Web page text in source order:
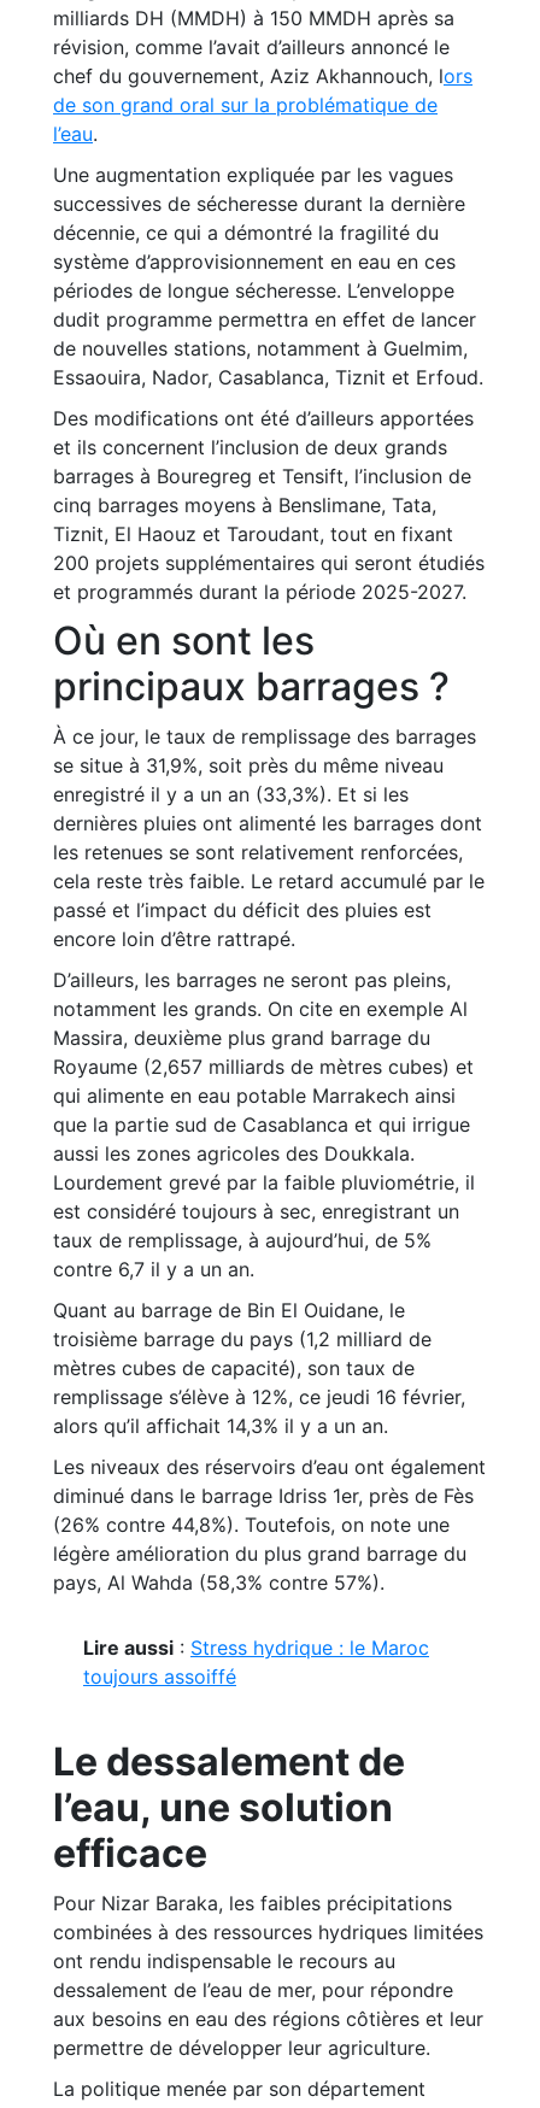
milliards DH (MMDH) à 150 MMDH après sa
révision, comme l’avait d’ailleurs annoncé le
chef du gouvernement, Aziz Akhannouch, lors
de son grand oral sur la problématique de
l’eau.
Une augmentation expliquée par les vagues
successives de sécheresse durant la dernière
décennie, ce qui a démontré la fragilité du
système d’approvisionnement en eau en ces
périodes de longue sécheresse. L’enveloppe
dudit programme permettra en effet de lancer
de nouvelles stations, notamment à Guelmim,
Essaouira, Nador, Casablanca, Tiznit et Erfoud.
Des modifications ont été d’ailleurs apportées
et ils concernent l’inclusion de deux grands
barrages à Bouregreg et Tensift, l’inclusion de
cinq barrages moyens à Benslimane, Tata,
Tiznit, El Haouz et Taroudant, tout en fixant
200 projets supplémentaires qui seront étudiés
et programmés durant la période 2025-2027.
Où en sont les
principaux barrages ?
À ce jour, le taux de remplissage des barrages
se situe à 31,9%, soit près du même niveau
enregistré il y a un an (33,3%). Et si les
dernières pluies ont alimenté les barrages dont
les retenues se sont relativement renforcées,
cela reste très faible. Le retard accumulé par le
passé et l’impact du déficit des pluies est
encore loin d’être rattrapé.
D’ailleurs, les barrages ne seront pas pleins,
notamment les grands. On cite en exemple Al
Massira, deuxième plus grand barrage du
Royaume (2,657 milliards de mètres cubes) et
qui alimente en eau potable Marrakech ainsi
que la partie sud de Casablanca et qui irrigue
aussi les zones agricoles des Doukkala.
Lourdement grevé par la faible pluviométrie, il
est considéré toujours à sec, enregistrant un
taux de remplissage, à aujourd’hui, de 5%
contre 6,7 il y a un an.
Quant au barrage de Bin El Ouidane, le
troisième barrage du pays (1,2 milliard de
mètres cubes de capacité), son taux de
remplissage s’élève à 12%, ce jeudi 16 février,
alors qu’il affichait 14,3% il y a un an.
Les niveaux des réservoirs d’eau ont également
diminué dans le barrage Idriss 1er, près de Fès
(26% contre 44,8%). Toutefois, on note une
légère amélioration du plus grand barrage du
pays, Al Wahda (58,3% contre 57%).
Lire aussi : Stress hydrique : le Maroc
toujours assoiffé
Le dessalement de
l’eau, une solution
efficace
Pour Nizar Baraka, les faibles précipitations
combinées à des ressources hydriques limitées
ont rendu indispensable le recours au
dessalement de l’eau de mer, pour répondre
aux besoins en eau des régions côtières et leur
permettre de développer leur agriculture.
La politique menée par son département